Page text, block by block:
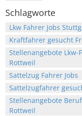
Schlagworte
Lkw Fahrer Jobs
Kraftfahrer gesucht
Stellenangebote Lkw-
Rottweil
Sattelzug Fahrer Jobs
Sattelzugfahrer
Stellenangebote
Rottweil